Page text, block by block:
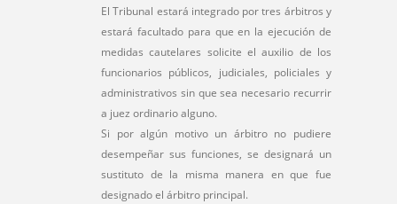
El Tribunal estará integrado por tres árbitros y
estará facultado para que en la ejecución de
medidas cautelares solicite el auxilio de los
funcionarios públicos, judiciales, policiales y
administrativos sin que sea necesario recurrir
a juez ordinario alguno.
Si por algún motivo un árbitro no pudiere
desempeñar sus funciones, se designará un
sustituto de la misma manera en que fue
designado el árbitro principal.